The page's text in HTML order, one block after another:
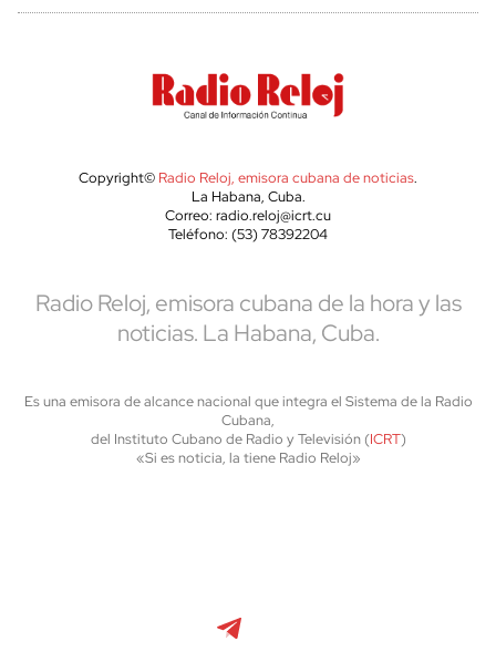
Copyright© Radio Reloj, emisora cubana de noticias.
La Habana, Cuba.
Correo: radio.reloj@icrt.cu
Teléfono: (53) 78392204
Radio Reloj, emisora cubana de la hora y las
noticias. La Habana, Cuba.
Es una emisora de alcance nacional que integra el Sistema de la Radio
Cubana,
del Instituto Cubano de Radio y Televisión (ICRT)
«Si es noticia, la tiene Radio Reloj»